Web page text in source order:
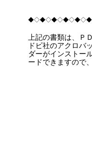
上記の書類は、Ｐ
ドビ社のアクロバ
ダーがインストー
ードできますので